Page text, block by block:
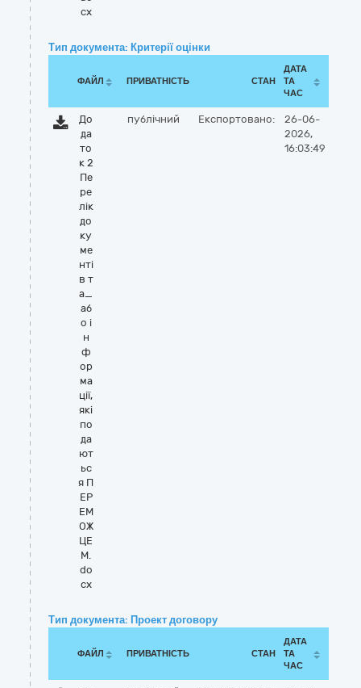
cx
Тип документа: Критерії оцінки
ФАЙЛ ПРИВАТНІСТЬ СТАН
ДАТА
ТА
ЧАС
До
да
то
к 2
Пе
ре
лік
до
ку
ме
нті
в т
а_
аб
о і
н
ф
ор
ма
ції,
які
по
да
ют
ьс
я П
ЕР
ЕМ
ОЖ
ЦЕ
М.
do
cx
публічний Експортовано:
26-06-
2026,
16:03:49
Тип документа: Проект договору
ФАЙЛ ПРИВАТНІСТЬ СТАН
ДАТА
ТА
ЧАС